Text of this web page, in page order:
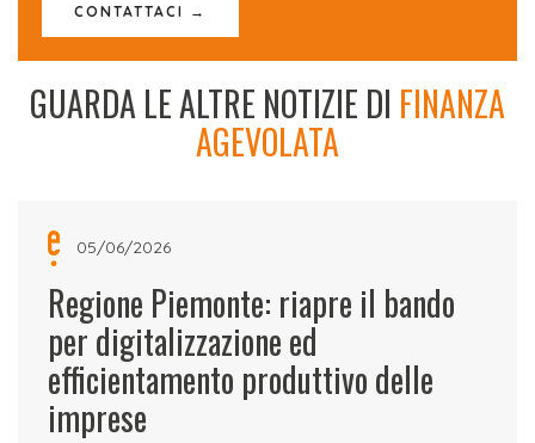
CONTATTACI →
GUARDA LE ALTRE NOTIZIE DI FINANZA
AGEVOLATA
05/06/2026
Regione Piemonte: riapre il bando
per digitalizzazione ed
efficientamento produttivo delle
imprese